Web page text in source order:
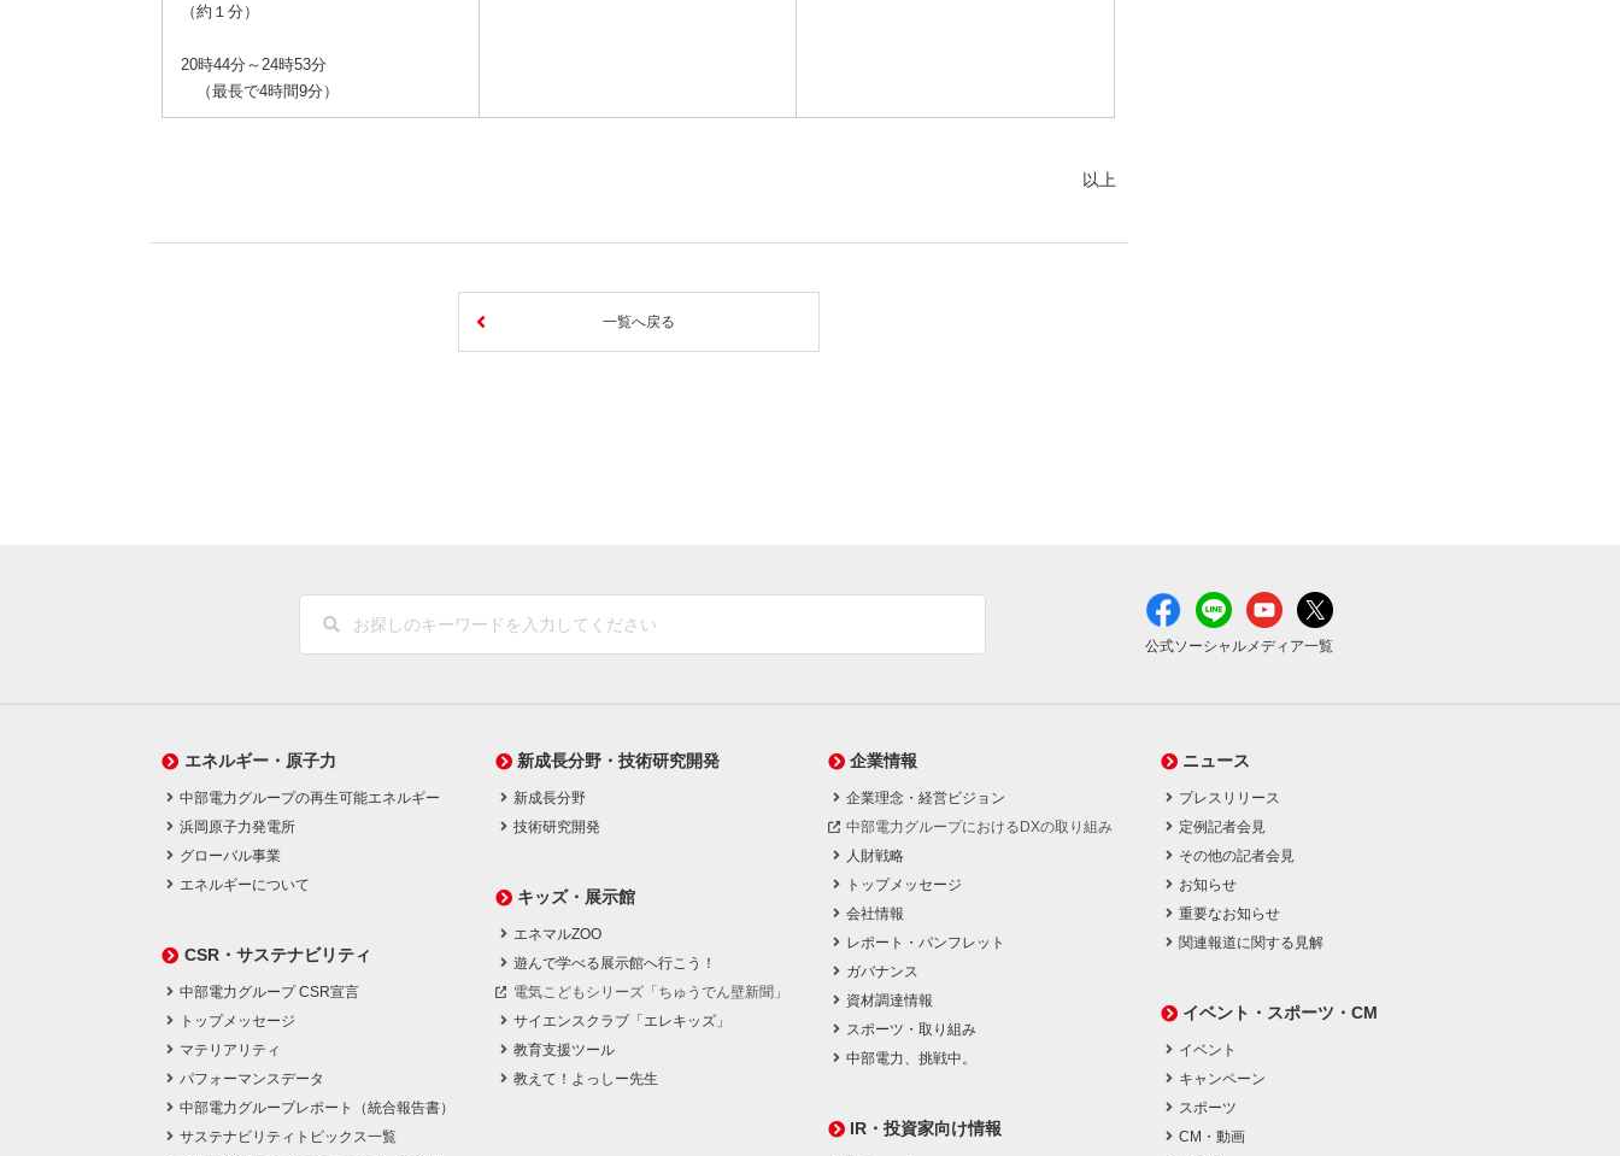
（約１分）
20時44分～24時53分
（最長で4時間9分）
以上
一覧へ戻る
公式ソーシャルメディア一覧
エネルギー・原子力
中部電力グループの再生可能エネルギー
浜岡原子力発電所
グローバル事業
エネルギーについて
CSR・サステナビリティ
中部電力グループ CSR宣言
トップメッセージ
マテリアリティ
パフォーマンスデータ
中部電力グループレポート（統合報告書）
サステナビリティトピックス一覧
新成長分野・技術研究開発
新成長分野
技術研究開発
キッズ・展示館
エネマルZOO
遊んで学べる展示館へ行こう！
電気こどもシリーズ「ちゅうでん壁新聞」
サイエンスクラブ「エレキッズ」
教育支援ツール
教えて！よっしー先生
企業情報
企業理念・経営ビジョン
中部電力グループにおけるDXの取り組み
人財戦略
トップメッセージ
会社情報
レポート・パンフレット
ガバナンス
資材調達情報
スポーツ・取り組み
中部電力、挑戦中。
IR・投資家向け情報
ニュース
プレスリリース
定例記者会見
その他の記者会見
お知らせ
重要なお知らせ
関連報道に関する見解
イベント・スポーツ・CM
イベント
キャンペーン
スポーツ
CM・動画